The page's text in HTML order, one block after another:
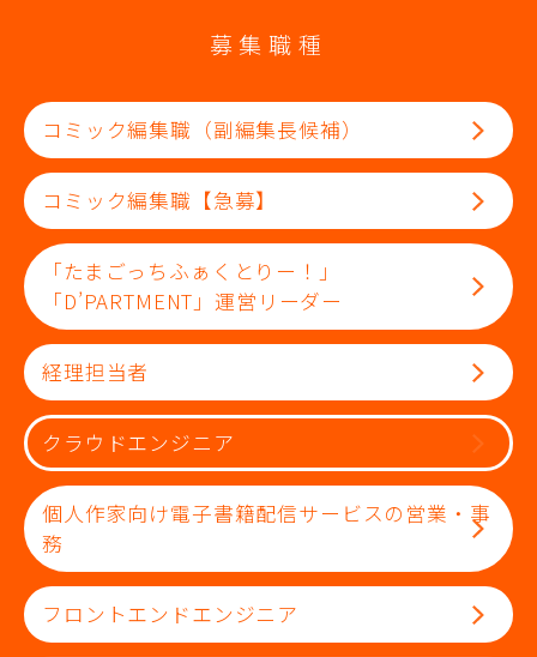
募集職種
コミック編集職（副編集長候補）
コミック編集職【急募】
「たまごっちふぁくとりー！」
「D’PARTMENT」運営リーダー
経理担当者
クラウドエンジニア
個人作家向け電子書籍配信サービスの営業・事
務
フロントエンドエンジニア